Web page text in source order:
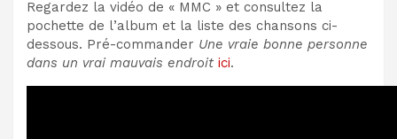
Regardez la vidéo de « MMC » et consultez la
pochette de l’album et la liste des chansons ci-
dessous. Pré-commander Une vraie bonne personne
dans un vrai mauvais endroit ici.